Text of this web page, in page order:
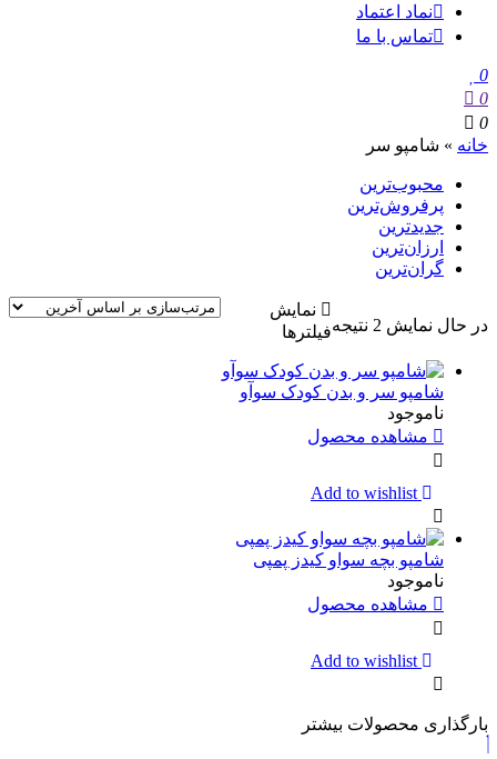
نماد اعتماد
تماس با ما
0
0
0
خانه » شامپو سر
محبوب‌ترین
پرفروش‌ترین
جدیدترین
ارزان‌ترین
گران‌ترین
در حال نمایش 2 نتیجه
نمایش
فیلترها
شامپو سر و بدن کودک سوآو
ناموجود
مشاهده محصول
Add to wishlist
شامپو بچه سواو کیدز پمپی
ناموجود
مشاهده محصول
Add to wishlist
بارگذاری محصولات بیشتر